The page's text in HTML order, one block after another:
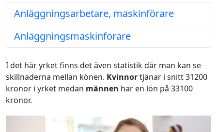
Anläggningsarbetare, maskinförare
Anläggningsmaskinförare
I det här yrket finns det även statistik där man kan se
skillnaderna mellan könen. Kvinnortjänar i snitt 31200
kronor i yrket medan männen har en lön på 33100
kronor.